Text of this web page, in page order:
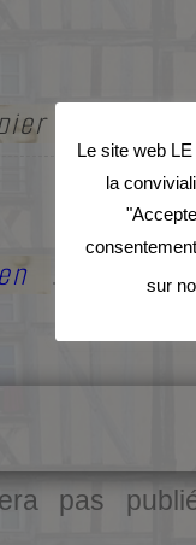
.
pas
Le site web
la
sur